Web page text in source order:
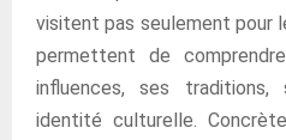
visitent pas seulement pour
permettent de
influences, ses
identité culturelle.